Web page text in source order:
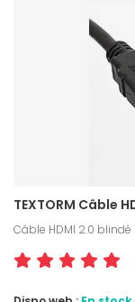
TEXTORM Câble
Câble HDMI 2.0 blindé